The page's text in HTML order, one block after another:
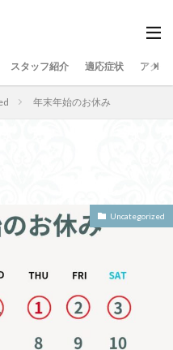
スタッフ紹介 適応症状 アクセ
年末年始のお休み
Uncategorized